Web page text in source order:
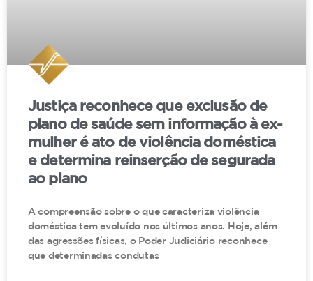
Justiça reconhece que exclusão de
plano de saúde sem informação à ex-
mulher é ato de violência doméstica
e determina reinserção de segurada
ao plano
A compreensão sobre o que caracteriza violência
doméstica tem evoluído nos últimos anos. Hoje, além
das agressões físicas, o Poder Judiciário reconhece
que determinadas condutas